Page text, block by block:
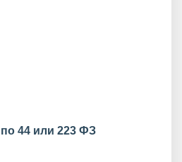
44 или 223 ФЗ